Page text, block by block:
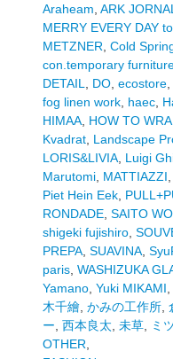
Araheam ARK JORNAL
MERRY EVERY DAY
METZNER Cold
con.temporary
DETAIL
DO, ecostore,
fog linen work, haec,
HIMAA, HOW TO
Kvadrat, Landscape
LORIS&LIVIA, Luigi
Marutomi, MATTIAZZI
Piet Hein Eek,
RONDADE, SAITO
shigeki fujishiro,
PREPA, SUAVINA,
paris, WASHIZUKA
Yamano, Yuki MIKAMI
木千繪, かみの工作所,
ー 西本良太 未草, ミ
OTHER